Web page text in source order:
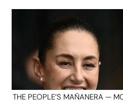
THE PEOPLE’S MAÑANERA —